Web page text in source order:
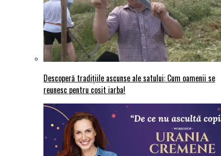
Descoperă tradițiile ascunse ale satului: Cum oamenii se
reunesc pentru cosit iarba!